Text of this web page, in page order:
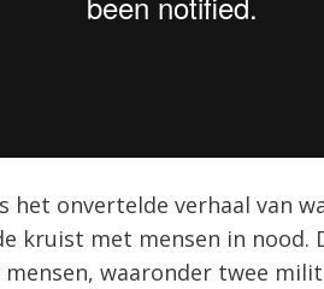
het onvertelde verhaal van
kruist met mensen in
waaronder twee